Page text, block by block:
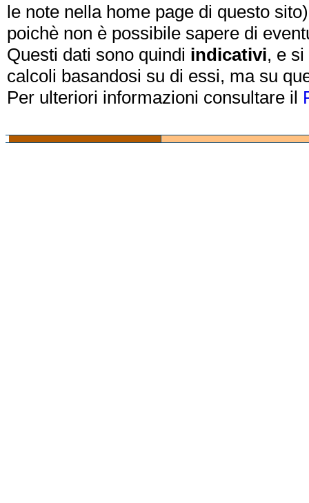
le note nella home page di questo
poichè non è possibile sapere di
Questi dati sono quindi indicativi, e
calcoli basandosi su di essi, ma su
Per ulteriori informazioni consultare il